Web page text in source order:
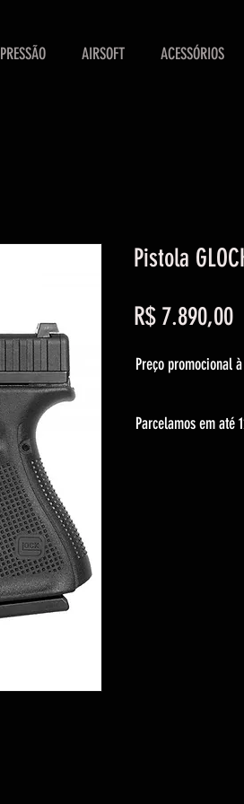
PRESSÃO AIRSOFT ACESSÓRIOS
Pistola
R$ 7.890,00
Preço promocional
Parcelamos em até